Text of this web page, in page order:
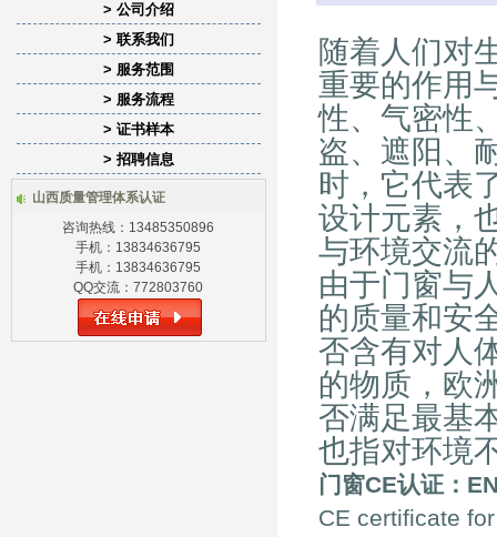
> 公司介绍
> 联系我们
> 服务范围
> 服务流程
> 证书样本
> 招聘信息
山西质量管理体系认证
咨询热线：13485350896
手机：13834636795
手机：13834636795
QQ交流：772803760
随着人们对
重要的作用
性、气密性
盗、遮阳、
时，它代表
设计元素，
与环境交流
由于门窗与
的质量和安
否含有对人
的物质，欧
否满足最基
也指对环境
门窗CE认证：
CE certificate